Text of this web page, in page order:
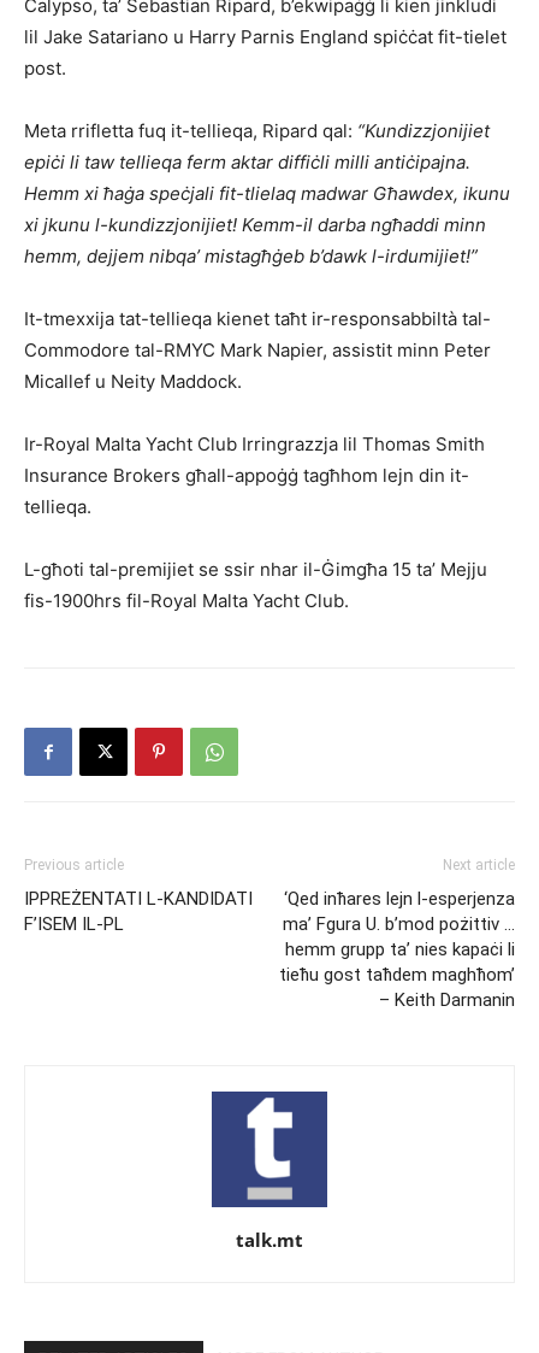
Calypso, ta’ Sebastian Ripard, b’ekwipaġġ li kien jinkludi
lil Jake Satariano u Harry Parnis England spiċċat fit-tielet
post.
Meta rrifletta fuq it-tellieqa, Ripard qal: “Kundizzjonijiet
epiċi li taw tellieqa ferm aktar diffiċli milli antiċipajna.
Hemm xi ħaġa speċjali fit-tlielaq madwar Għawdex, ikunu
xi jkunu l-kundizzjonijiet! Kemm-il darba ngħaddi minn
hemm, dejjem nibqa’ mistagħġeb b’dawk l-irdumijiet!”
It-tmexxija tat-tellieqa kienet taħt ir-responsabbiltà tal-
Commodore tal-RMYC Mark Napier, assistit minn Peter
Micallef u Neity Maddock.
Ir-Royal Malta Yacht Club Irringrazzja lil Thomas Smith
Insurance Brokers għall-appoġġ tagħhom lejn din it-
tellieqa.
L-għoti tal-premijiet se ssir nhar il-Ġimgħa 15 ta’ Mejju
fis-1900hrs fil-Royal Malta Yacht Club.
Previous article
IPPREŻENTATI L-KANDIDATI
F’ISEM IL-PL
Next article
‘Qed inħares lejn l-esperjenza
ma’ Fgura U. b’mod pożittiv …
hemm grupp ta’ nies kapaċi li
tieħu gost taħdem maghħom’
– Keith Darmanin
talk.mt